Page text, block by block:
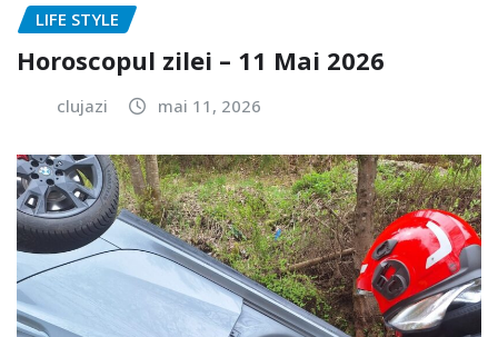
LIFE STYLE
Horoscopul zilei – 11 Mai 2026
clujazi mai 11, 2026